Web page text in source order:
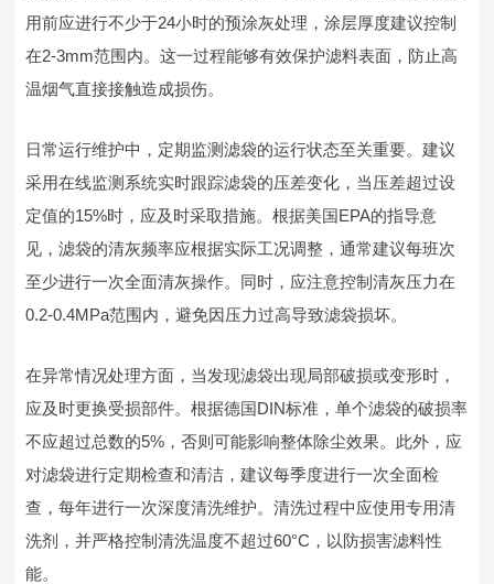
用前应进行不少于24小时的预涂灰处理，涂层厚度建议控制
在2-3mm范围内。这一过程能够有效保护滤料表面，防止高
温烟气直接接触造成损伤。
日常运行维护中，定期监测滤袋的运行状态至关重要。建议
采用在线监测系统实时跟踪滤袋的压差变化，当压差超过设
定值的15%时，应及时采取措施。根据美国EPA的指导意
见，滤袋的清灰频率应根据实际工况调整，通常建议每班次
至少进行一次全面清灰操作。同时，应注意控制清灰压力在
0.2-0.4MPa范围内，避免因压力过高导致滤袋损坏。
在异常情况处理方面，当发现滤袋出现局部破损或变形时，
应及时更换受损部件。根据德国DIN标准，单个滤袋的破损率
不应超过总数的5%，否则可能影响整体除尘效果。此外，应
对滤袋进行定期检查和清洁，建议每季度进行一次全面检
查，每年进行一次深度清洗维护。清洗过程中应使用专用清
洗剂，并严格控制清洗温度不超过60°C，以防损害滤料性
能。